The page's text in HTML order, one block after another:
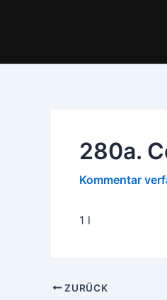
280a.
Kommentar
1 l
ZURÜCK